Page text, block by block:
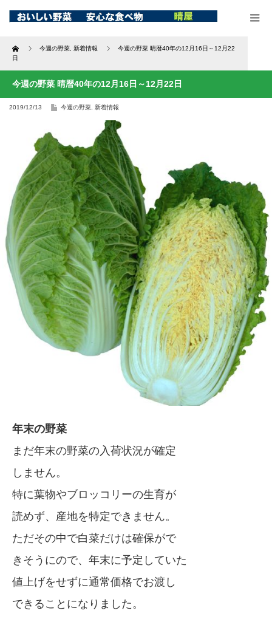
Home 今週の野菜 新着情報
今週の野菜 晴暦40年の12月16日～12月22
日
今週の野菜 晴暦40年の12月16日～12月22日
2019/12/13 今週の野菜 新着情報
年末の野菜
まだ年末の野菜の入荷状況が確定
しません。
特に葉物やブロッコリーの生育が
読めず、産地を特定できません。
ただその中で白菜だけは確保がで
きそうにので、年末に予定していた
値上げをせずに通常価格でお渡し
できることになりました。